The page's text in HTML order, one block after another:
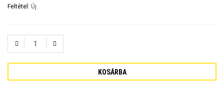
Feltétel: Új
KOSÁRBA